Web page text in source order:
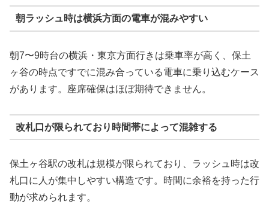
朝ラッシュ時は横浜方面の電車が混みやすい
朝7〜9時台の横浜・東京方面行きは乗車率が高く、保土
ヶ谷の時点ですでに混み合っている電車に乗り込むケース
があります。座席確保はほぼ期待できません。
改札口が限られており時間帯によって混雑する
保土ヶ谷駅の改札は規模が限られており、ラッシュ時は改
札口に人が集中しやすい構造です。時間に余裕を持った行
動が求められます。